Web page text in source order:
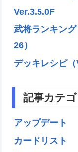
Ver.3.5.0F
武将ランキン
26）
デッキレシピ（
記事カテ
アップデート
カードリスト